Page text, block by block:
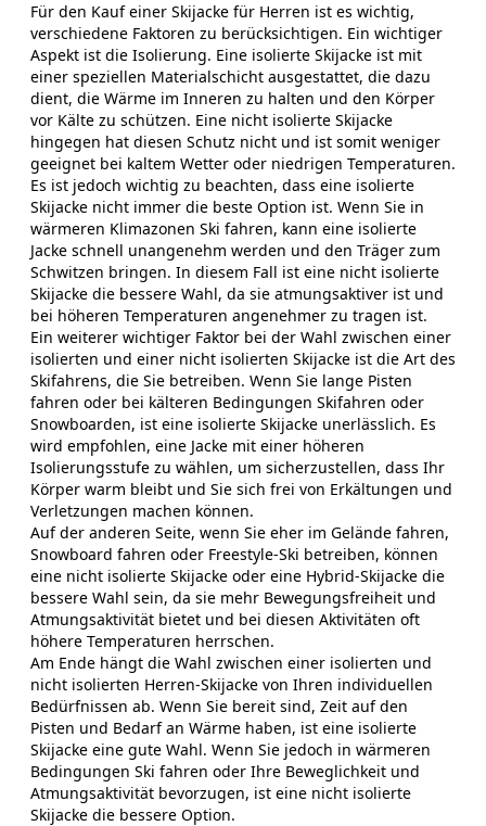
Für den Kauf einer Skijacke für Herren ist es wichtig,
verschiedene Faktoren zu berücksichtigen. Ein wichtiger
Aspekt ist die Isolierung. Eine isolierte Skijacke ist mit
einer speziellen Materialschicht ausgestattet, die dazu
dient, die Wärme im Inneren zu halten und den Körper
vor Kälte zu schützen. Eine nicht isolierte Skijacke
hingegen hat diesen Schutz nicht und ist somit weniger
geeignet bei kaltem Wetter oder niedrigen Temperaturen.
Es ist jedoch wichtig zu beachten, dass eine isolierte
Skijacke nicht immer die beste Option ist. Wenn Sie in
wärmeren Klimazonen Ski fahren, kann eine isolierte
Jacke schnell unangenehm werden und den Träger zum
Schwitzen bringen. In diesem Fall ist eine nicht isolierte
Skijacke die bessere Wahl, da sie atmungsaktiver ist und
bei höheren Temperaturen angenehmer zu tragen ist.
Ein weiterer wichtiger Faktor bei der Wahl zwischen einer
isolierten und einer nicht isolierten Skijacke ist die Art des
Skifahrens, die Sie betreiben. Wenn Sie lange Pisten
fahren oder bei kälteren Bedingungen Skifahren oder
Snowboarden, ist eine isolierte Skijacke unerlässlich. Es
wird empfohlen, eine Jacke mit einer höheren
Isolierungsstufe zu wählen, um sicherzustellen, dass Ihr
Körper warm bleibt und Sie sich frei von Erkältungen und
Verletzungen machen können.
Auf der anderen Seite, wenn Sie eher im Gelände fahren,
Snowboard fahren oder Freestyle-Ski betreiben, können
eine nicht isolierte Skijacke oder eine Hybrid-Skijacke die
bessere Wahl sein, da sie mehr Bewegungsfreiheit und
Atmungsaktivität bietet und bei diesen Aktivitäten oft
höhere Temperaturen herrschen.
Am Ende hängt die Wahl zwischen einer isolierten und
nicht isolierten Herren-Skijacke von Ihren individuellen
Bedürfnissen ab. Wenn Sie bereit sind, Zeit auf den
Pisten und Bedarf an Wärme haben, ist eine isolierte
Skijacke eine gute Wahl. Wenn Sie jedoch in wärmeren
Bedingungen Ski fahren oder Ihre Beweglichkeit und
Atmungsaktivität bevorzugen, ist eine nicht isolierte
Skijacke die bessere Option.